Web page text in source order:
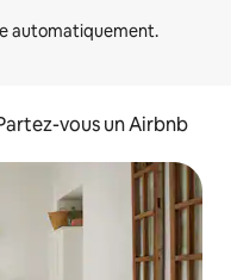
vous un Airbnb